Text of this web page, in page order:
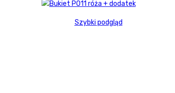
Szybki podgląd